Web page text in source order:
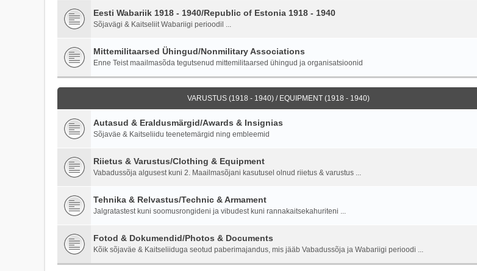
Eesti Wabariik 1918 - 1940/Republic of Estonia 1918 - 1940
Sõjavägi & Kaitseliit Wabariigi perioodil ...
Mittemilitaarsed Ühingud/Nonmilitary Associations
Enne Teist maailmasõda tegutsenud mittemilitaarsed ühingud ja organisatsioonid
VARUSTUS (1918 - 1940) / EQUIPMENT (1918 - 1940)
Autasud & Eraldusmärgid/Awards & Insignias
Sõjaväe & Kaitseliidu teenetemärgid ning embleemid
Riietus & Varustus/Clothing & Equipment
Vabadussõja algusest kuni 2. Maailmasõjani kasutusel olnud riietus & varustus ...
Tehnika & Relvastus/Technic & Armament
Jalgratastest kuni soomusrongideni ja vibudest kuni rannakaitsekahuriteni ...
Fotod & Dokumendid/Photos & Documents
Kõik sõjaväe & Kaitseliiduga seotud paberimajandus, mis jääb Vabadussõja ja Wabariigi perioodi ...